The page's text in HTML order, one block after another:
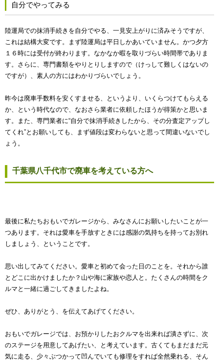
自分でやってみる
陸運局での抹消手続きを自分でやる、一見安上がりに済みそうですが、
これは結構大変です。まず陸運局は平日しかあいていません。かつ夕方
１６時には受付が終わります。なかなか暇を取りづらい時間帯でありま
す。さらに、専門書類をやりとりしますので（けっして難しくはないの
ですが）、素人の方にはわかりづらいでしょう。
昨今は廃車手数料を安くすませる、というより、いくらつけてもらえる
か、という時代なので、なおさら業者に依頼したほうが得策かと思いま
す。また、専門業者に“自分で抹消手続きしたから、その分査定アップし
てくれ”とお願いしても、まず値段は変わらないと思って間違いないでし
ょう。
千葉県八千代市で廃車を考えている方へ
最後に私たちおもいでガレージから、みなさんにお願いしたいことが一
つあります。それは愛車を手放すときには感謝の気持ちを持ってお別れ
しましょう、ということです。
思い出してみてください。愛車と初めて会った日のことを。それから誰
とどこに出かけましたか？山や海に家族や恋人と。たくさんの時間をク
ルマと一緒に過ごしてきましたよね。
ぜひ、ありがとう、を伝えてあげてください。
おもいでガレージでは、お預かりしたおクルマを出来れば潰さずに、次
のステージを用意してあげたい、と考えています。古くてもまだまだ元
気に走る、少々ぶつかって凹んでいても修理をすれば全然乗れる、そん